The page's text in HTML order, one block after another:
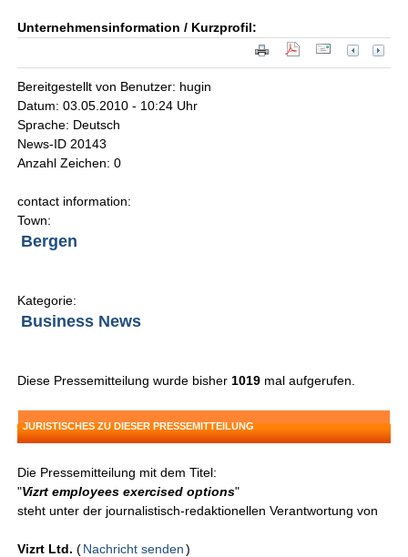
Unternehmensinformation / Kurzprofil:
Bereitgestellt von Benutzer: hugin
Datum: 03.05.2010 - 10:24 Uhr
Sprache: Deutsch
News-ID 20143
Anzahl Zeichen: 0
contact information:
Town:
Bergen
Kategorie:
Business News
Diese Pressemitteilung wurde bisher 1019 mal aufgerufen.
JURISTISCHES ZU DIESER PRESSEMITTEILUNG
Die Pressemitteilung mit dem Titel:
"Vizrt employees exercised options"
steht unter der journalistisch-redaktionellen Verantwortung von
Vizrt Ltd.(Nachricht senden )